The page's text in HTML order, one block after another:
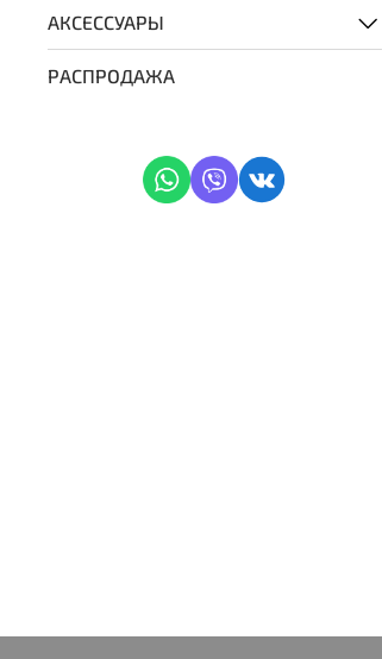
АКСЕССУАРЫ
РАСПРОДАЖА